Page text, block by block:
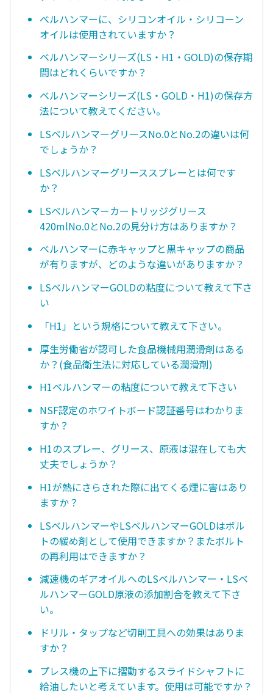
ベルハンマーに、シリコンオイル・シリコーン
オイルは使用されていますか？
ベルハンマーシリーズ(LS・H1・GOLD)の保存期
間はどれくらいですか？
ベルハンマーシリーズ(LS・GOLD・H1)の保存方
法について教えてください。
LSベルハンマーグリースNo.0とNo.2の違いは何
でしょうか？
LSベルハンマーグリーススプレーとは何です
か？
LSベルハンマーカートリッジグリース
420mlNo.0とNo.2の見分け方はありますか？
ベルハンマーに赤キャップと黒キャップの商品
が有りますが、どのような違いがありますか？
LSベルハンマーGOLDの粘度について教えて下さ
い
「H1」という規格について教えて下さい。
厚生労働省が認可した食品機械用潤滑剤はある
か？(食品衛生法に対応している潤滑剤)
H1ベルハンマーの粘度について教えて下さい
NSF認定のホワイトボード認証番号はわかりま
すか？
H1のスプレー、グリース、原液は混在しても大
丈夫でしょうか？
H1が熱にさらされた際に出てくる煙に害はあり
ますか？
LSベルハンマーやLSベルハンマーGOLDはボル
トの緩め剤として使用できますか？またボルト
の再利用はできますか？
減速機のギアオイルへのLSベルハンマー・LSベ
ルハンマーGOLD原液の添加割合を教えて下さ
い。
ドリル・タップなど切削工具への効果はありま
すか？
プレス機の上下に摺動するスライドシャフトに
給油したいと考えています。使用は可能ですか？